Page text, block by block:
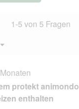
1-5 von 5 Fragen
▼
Menü
protekt animondo
enthalten